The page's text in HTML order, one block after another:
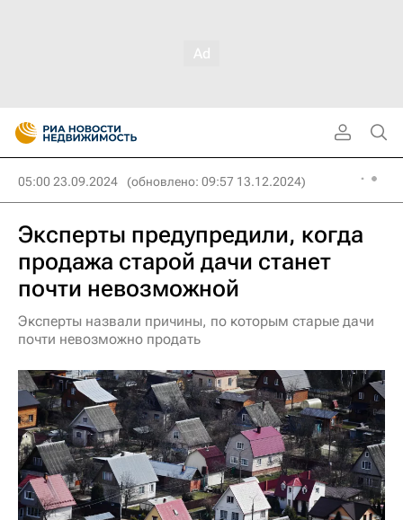
05:00 23.09.2024 (обновлено: 09:57 13.12.2024)
Эксперты предупредили, когда
продажа старой дачи станет
почти невозможной
Эксперты назвали причины, по которым старые дачи
почти невозможно продать